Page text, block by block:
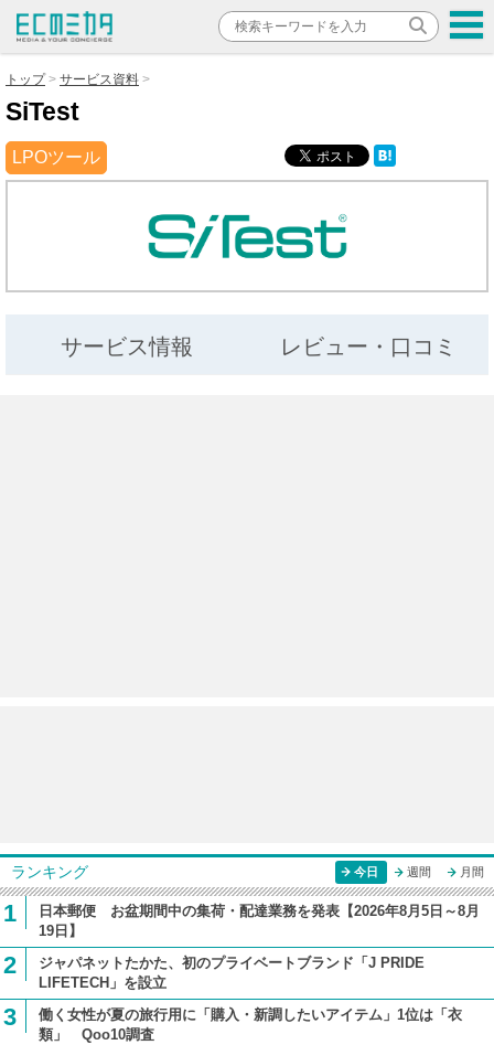
トップ サービス資料
SiTest
LPOツール
サービス情報 レビュー・口コミ
ランキング 今日 週間 月間
1
日本郵便 お盆期間中の集荷・配達業務を発表【2026年8月5日～8月
19日】
2
ジャパネットたかた、初のプライベートブランド「J PRIDE
LIFETECH」を設立
3
働く女性が夏の旅行用に「購入・新調したいアイテム」1位は「衣
類」 Qoo10調査